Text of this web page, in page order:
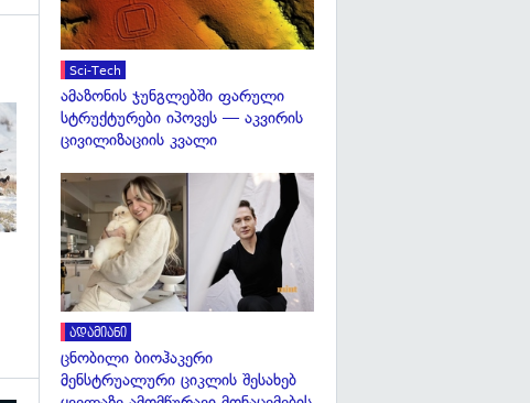
გადახედვა
Sci-Tech
ამაზონის ჯუნგლებში ფარული
სტრუქტურები იპოვეს — აკვირის
ცივილიზაციის კვალი
ადამიანი
ცნობილი ბიოჰაკერი
მენსტრუალური ციკლის შესახებ